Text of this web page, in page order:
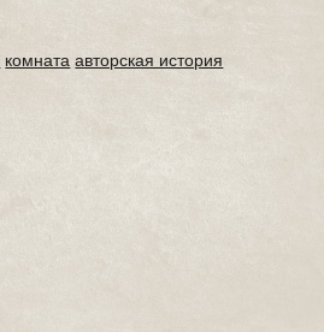
комната авторская история